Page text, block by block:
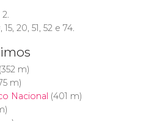
15, 20, 51, 52 e 74.
m)
m)
Nacional (401 m)